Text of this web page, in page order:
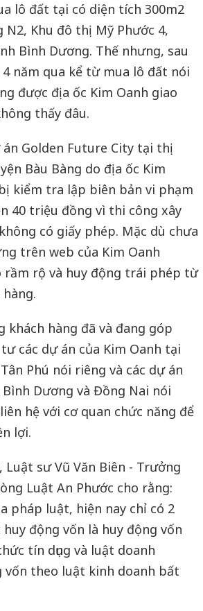
lô đất tại có diện tích 300m2
N2, Khu đô thị Mỹ Phước 4,
Bình Dương. Thế nhưng, sau
năm qua kể từ mua lô đất nói
được địa ốc Kim Oanh giao
thấy đâu.
án Golden Future City tại thị
Bàu Bàng do địa ốc Kim
kiểm tra lập biên bản vi phạm
40 triệu đồng vì thi công xây
có giấy phép. Mặc dù chưa
trên web của Kim Oanh
rầm rộ và huy động trái phép từ
khách hàng đã và đang góp
các dự án của Kim Oanh tại
Phú nói riêng và các dự án
Dương và Đồng Nai nói
hệ với cơ quan chức năng để
lợi.
Luật sư Vũ Văn Biên - Trưởng
Luật An Phước cho rằng:
pháp luật, hiện nay chỉ có 2
động vốn là huy động vốn
tín dụng và luật doanh
vốn theo luật kinh doanh bất